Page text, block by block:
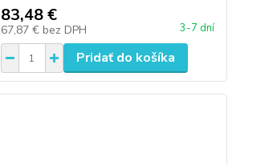
83,48 €
67,87 € bez DPH 3-7 dní
Pridať do košíka